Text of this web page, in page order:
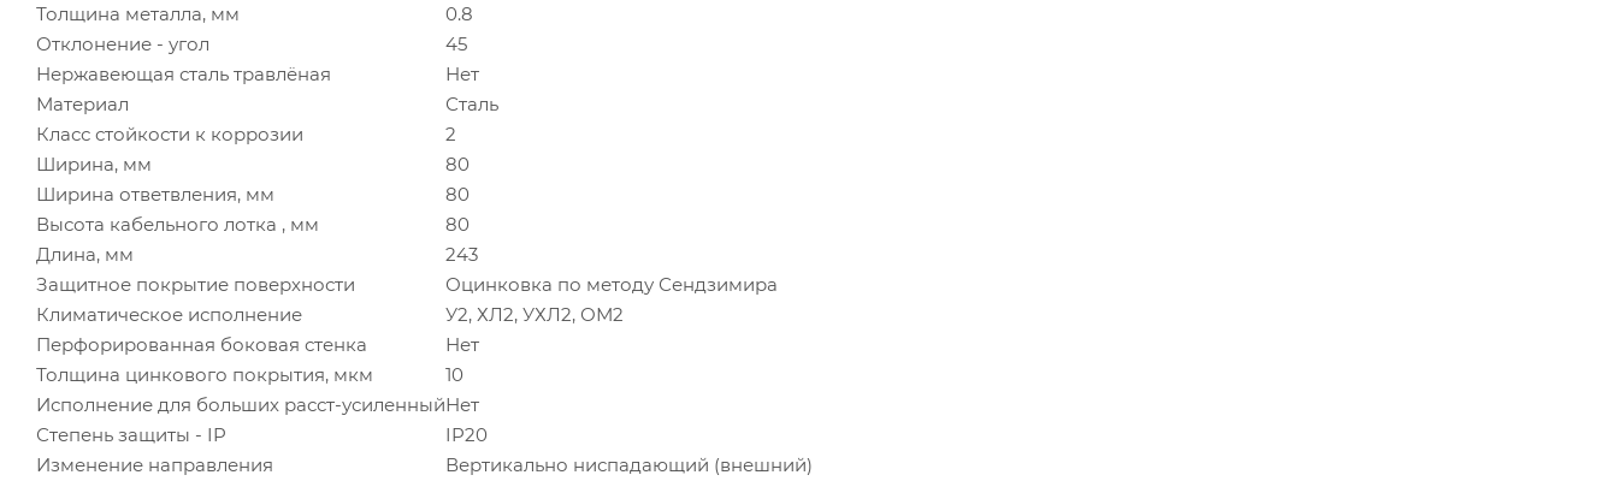
Толщина металла, мм
0.8
Отклонение - угол
45
Нержавеющая сталь травлёная
Нет
Материал
Сталь
Класс стойкости к коррозии
2
Ширина, мм
80
Ширина ответвления, мм
80
Высота кабельного лотка , мм
80
Длина, мм
243
Защитное покрытие поверхности
Оцинковка по методу Сендзимира
Климатическое исполнение
У2, ХЛ2, УХЛ2, ОМ2
Перфорированная боковая стенка
Нет
Толщина цинкового покрытия, мкм
10
Исполнение для больших расст-усиленныйНет
Степень защиты - IP
IP20
Изменение направления
Вертикально ниспадающий (внешний)